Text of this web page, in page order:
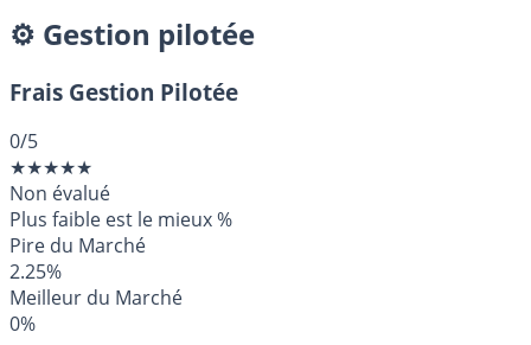
⚙️ Gestion pilotée
Frais Gestion Pilotée
0/5
★★★★★
Non évalué
Plus faible est le mieux%
Pire du Marché
2.25%
Meilleur du Marché
0%